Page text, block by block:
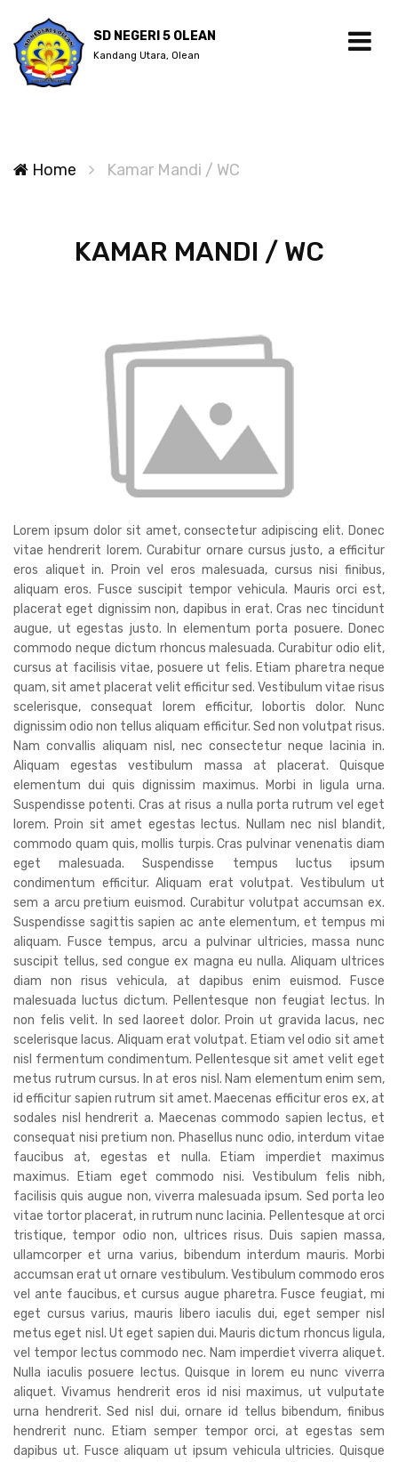
SD NEGERI 5 OLEAN
Kandang Utara, Olean
Home Kamar Mandi / WC
KAMAR MANDI / WC
Lorem ipsum dolor sit amet, consectetur adipiscing elit. Donec
vitae hendrerit lorem. Curabitur ornare cursus justo, a efficitur
eros aliquet in. Proin vel eros malesuada, cursus nisi finibus,
aliquam eros. Fusce suscipit tempor vehicula. Mauris orci est,
placerat eget dignissim non, dapibus in erat. Cras nec tincidunt
augue, ut egestas justo. In elementum porta posuere. Donec
commodo neque dictum rhoncus malesuada. Curabitur odio elit,
cursus at facilisis vitae, posuere ut felis. Etiam pharetra neque
quam, sit amet placerat velit efficitur sed. Vestibulum vitae risus
scelerisque, consequat lorem efficitur, lobortis dolor. Nunc
dignissim odio non tellus aliquam efficitur. Sed non volutpat risus.
Nam convallis aliquam nisl, nec consectetur neque lacinia in.
Aliquam egestas vestibulum massa at placerat. Quisque
elementum dui quis dignissim maximus. Morbi in ligula urna.
Suspendisse potenti. Cras at risus a nulla porta rutrum vel eget
lorem. Proin sit amet egestas lectus. Nullam nec nisl blandit,
commodo quam quis, mollis turpis. Cras pulvinar venenatis diam
eget malesuada. Suspendisse tempus luctus ipsum
condimentum efficitur. Aliquam erat volutpat. Vestibulum ut
sem a arcu pretium euismod. Curabitur volutpat accumsan ex.
Suspendisse sagittis sapien ac ante elementum, et tempus mi
aliquam. Fusce tempus, arcu a pulvinar ultricies, massa nunc
suscipit tellus, sed congue ex magna eu nulla. Aliquam ultrices
diam non risus vehicula, at dapibus enim euismod. Fusce
malesuada luctus dictum. Pellentesque non feugiat lectus. In
non felis velit. In sed laoreet dolor. Proin ut gravida lacus, nec
scelerisque lacus. Aliquam erat volutpat. Etiam vel odio sit amet
nisl fermentum condimentum. Pellentesque sit amet velit eget
metus rutrum cursus. In at eros nisl. Nam elementum enim sem,
id efficitur sapien rutrum sit amet. Maecenas efficitur eros ex, at
sodales nisl hendrerit a. Maecenas commodo sapien lectus, et
consequat nisi pretium non. Phasellus nunc odio, interdum vitae
faucibus at, egestas et nulla. Etiam imperdiet maximus
maximus. Etiam eget commodo nisi. Vestibulum felis nibh,
facilisis quis augue non, viverra malesuada ipsum. Sed porta leo
vitae tortor placerat, in rutrum nunc lacinia. Pellentesque at orci
tristique, tempor odio non, ultrices risus. Duis sapien massa,
ullamcorper et urna varius, bibendum interdum mauris. Morbi
accumsan erat ut ornare vestibulum. Vestibulum commodo eros
vel ante faucibus, et cursus augue pharetra. Fusce feugiat, mi
eget cursus varius, mauris libero iaculis dui, eget semper nisl
metus eget nisl. Ut eget sapien dui. Mauris dictum rhoncus ligula,
vel tempor lectus commodo nec. Nam imperdiet viverra aliquet.
Nulla iaculis posuere lectus. Quisque in lorem eu nunc viverra
aliquet. Vivamus hendrerit eros id nisi maximus, ut vulputate
urna hendrerit. Sed nisl dui, ornare id tellus bibendum, finibus
hendrerit nunc. Etiam semper tempor orci, at egestas sem
dapibus ut. Fusce aliquam ut ipsum vehicula ultricies. Quisque